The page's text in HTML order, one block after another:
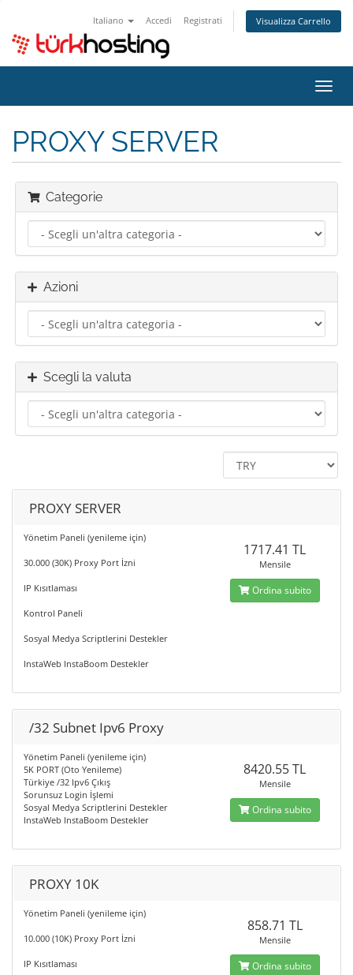
Italiano Accedi Registrati Visualizza Carrello
Attiva
PROXY SERVER
Categorie
Azioni
Scegli la valuta
PROXY SERVER
Yönetim Paneli (yenileme için)
30.000 (30K) Proxy Port İzni
IP Kısıtlaması
Kontrol Paneli
Sosyal Medya Scriptlerini Destekler
InstaWeb InstaBoom Destekler
1717.41 TL
Mensile
Ordina subito
/32 Subnet Ipv6 Proxy
Yönetim Paneli (yenileme için)
5K PORT (Oto Yenileme)
Türkiye /32 Ipv6 Çıkış
Sorunsuz Login İşlemi
Sosyal Medya Scriptlerini Destekler
InstaWeb InstaBoom Destekler
8420.55 TL
Mensile
Ordina subito
PROXY 10K
Yönetim Paneli (yenileme için)
10.000 (10K) Proxy Port İzni
IP Kısıtlaması
858.71 TL
Mensile
Ordina subito